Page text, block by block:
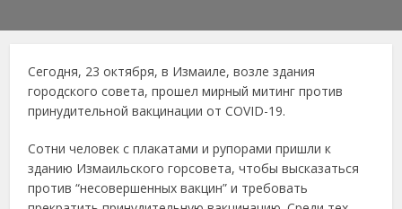
Сегодня, 23 октября, в Измаиле, возле здания
городского совета, прошел мирный митинг против
принудительной вакцинации от COVID-19.
Сотни человек с плакатами и рупорами пришли к
зданию Измаильского горсовета, чтобы высказаться
против “несовершенных вакцин” и требовать